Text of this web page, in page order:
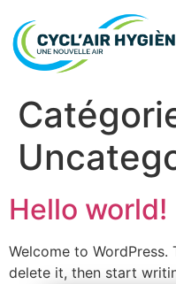
Hello world!
Welcome to
delete it, then start